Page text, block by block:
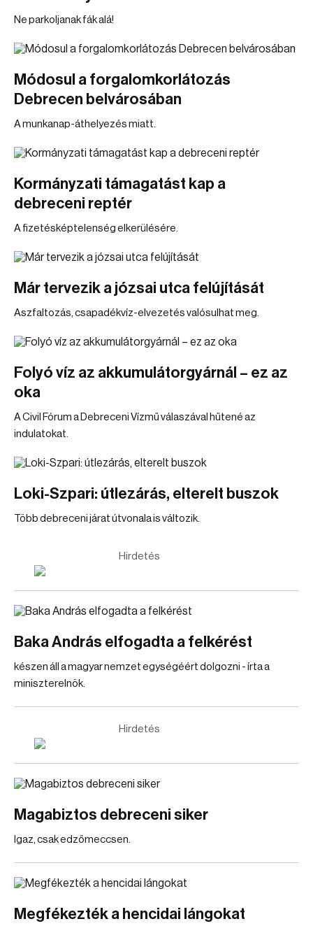
Ne parkoljanak fák alá!
Módosul a forgalomkorlátozás
Debrecen belvárosában
A munkanap-áthelyezés miatt.
Kormányzati támagatást kap a
debreceni reptér
A fizetésképtelenség elkerülésére.
Már tervezik a józsai utca felújítását
Aszfaltozás, csapadékvíz-elvezetés valósulhat meg.
Folyó víz az akkumulátorgyárnál – ez az
oka
A Civil Fórum a Debreceni Vízmű válaszával hűtené az
indulatokat.
Loki-Szpari: útlezárás, elterelt buszok
Több debreceni járat útvonala is változik.
Hirdetés
Baka András elfogadta a felkérést
készen áll a magyar nemzet egységéért dolgozni - írta a
miniszterelnök.
Hirdetés
Magabiztos debreceni siker
Igaz, csak edzőmeccsen.
Megfékezték a hencidai lángokat